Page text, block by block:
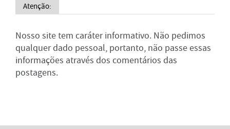
Atenção:
Nosso site tem caráter informativo. Não pedimos
qualquer dado pessoal, portanto, não passe essas
informações através dos comentários das
postagens.